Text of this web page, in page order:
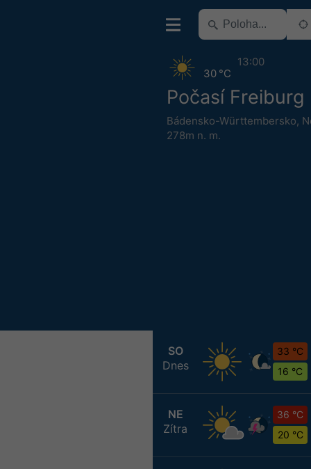
Počasí Freiburg
Bádensko-Württembersko,
278m n. m.
30 °C
13:00
SO
Dnes
33 °C
16 °C
NE
Zítra
36 °C
20 °C